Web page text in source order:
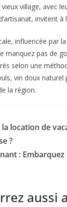
village, avec
invitent à
influencée par
manquez pas de
selon une
vin doux naturel
la région.
location de
?
:
aussi